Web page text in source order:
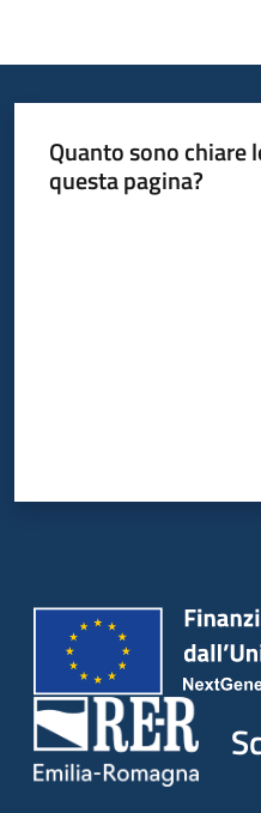
Quanto sono chiare
questa pagina?